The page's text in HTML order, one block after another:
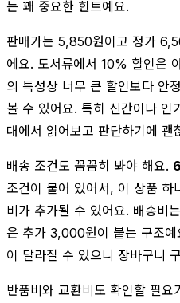
는 꽤 중요한 힌트예요.
판매가는 5,850원이고 정가
에요. 도서류에서 10% 할인은
의 특성상 너무 큰 할인보다 안
볼 수 있어요. 특히 신간이나
대에서 읽어보고 판단하기에 괜
배송 조건도 꼼꼼히 봐야 해요.
조건이 붙어 있어서, 이 상품 하
비가 추가될 수 있어요. 배송비
은 추가 3,000원이 붙는 구조
이 달라질 수 있으니 장바구니
반품비와 교환비도 확인할 필